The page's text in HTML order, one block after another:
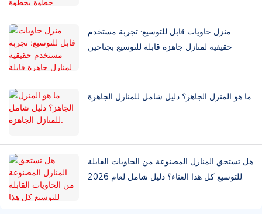
منزل حاويات قابل للتوسيع: تجربة مستخدم
حقيقية لمنازل جاهزة قابلة للتوسيع بجناحين
ما هو المنزل الجاهز؟ دليل شامل للمنازل الجاهزة.
هل تستحق المنازل المصنوعة من الحاويات القابلة
للتوسيع كل هذا العناء؟ دليل شامل لعام 2026.